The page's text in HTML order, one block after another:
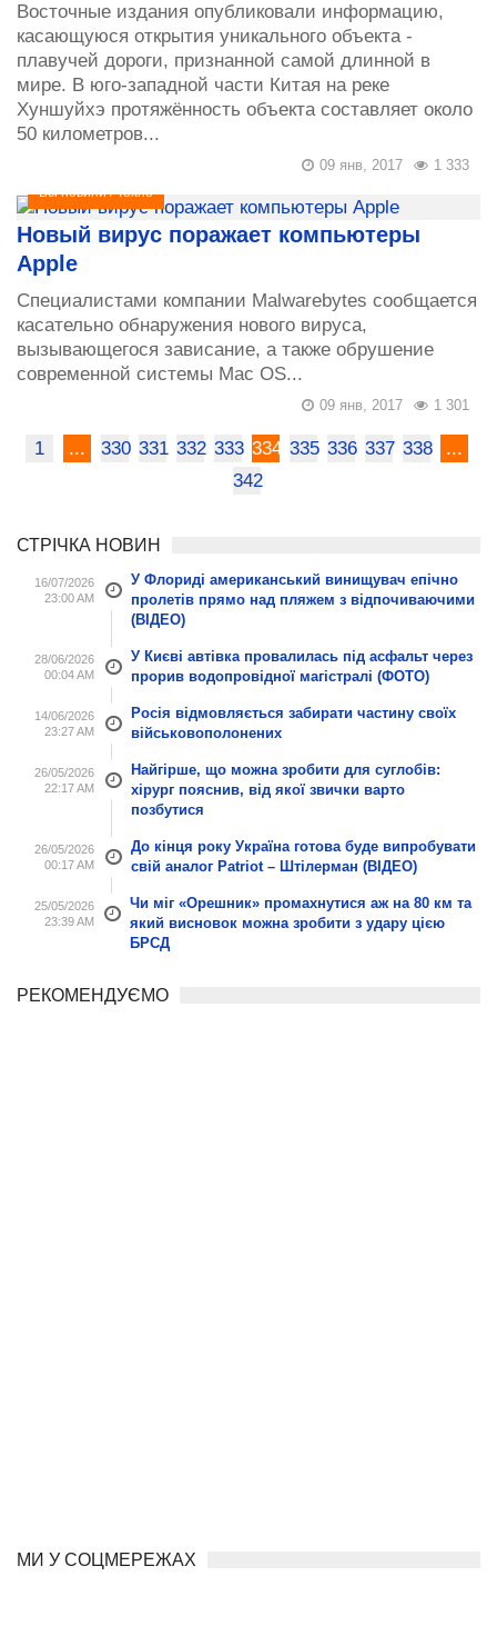
Восточные издания опубликовали информацию,
касающуюся открытия уникального объекта -
плавучей дороги, признанной самой длинной в
мире. В юго-западной части Китая на реке
Хуншуйхэ протяжённость объекта составляет около
50 километров...
1 333
09 янв, 2017
Всі новини/Техно
Новый вирус поражает компьютеры
Apple
Специалистами компании Malwarebytes сообщается
касательно обнаружения нового вируса,
вызывающегося зависание, а также обрушение
современной системы Mac OS...
1 301
09 янв, 2017
1 ... 330 331 332 333 334 335 336 337 338
...
342
СТРІЧКА НОВИН
16/07/2026
23:00 AM
У Флориді американський винищувач епічно
пролетів прямо над пляжем з відпочиваючими
(ВІДЕО)
28/06/2026
00:04 AM
У Києві автівка провалилась під асфальт через
прорив водопровідної магістралі (ФОТО)
14/06/2026
23:27 AM
Росія відмовляється забирати частину своїх
військовополонених
26/05/2026
22:17 AM
Найгірше, що можна зробити для суглобів:
хірург пояснив, від якої звички варто
позбутися
26/05/2026
00:17 AM
До кінця року Україна готова буде випробувати
свій аналог Patriot – Штілерман (ВІДЕО)
25/05/2026
23:39 AM
Чи міг «Орешник» промахнутися аж на 80 км та
який висновок можна зробити з удару цією
БРСД
РЕКОМЕНДУЄМО
МИ У СОЦМЕРЕЖАХ